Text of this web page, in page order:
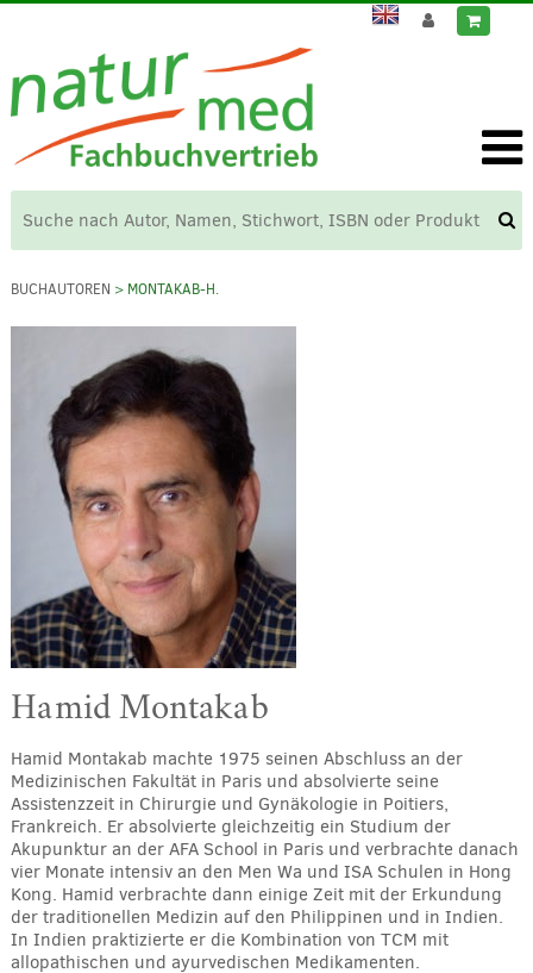
BUCHAUTOREN > MONTAKAB-H.
Hamid Montakab
Hamid Montakab machte 1975 seinen Abschluss an der
Medizinischen Fakultät in Paris und absolvierte seine
Assistenzzeit in Chirurgie und Gynäkologie in Poitiers,
Frankreich. Er absolvierte gleichzeitig ein Studium der
Akupunktur an der AFA School in Paris und verbrachte danach
vier Monate intensiv an den Men Wa und ISA Schulen in Hong
Kong. Hamid verbrachte dann einige Zeit mit der Erkundung
der traditionellen Medizin auf den Philippinen und in Indien.
In Indien praktizierte er die Kombination von TCM mit
allopathischen und ayurvedischen Medikamenten.